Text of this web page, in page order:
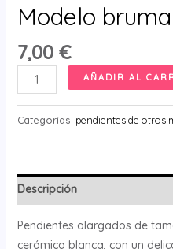
Modelo
7,00 €
Modelo
bruma
dorada
AÑADIR AL
Categorías: pendientes de otros
Descripción
Pendientes alargados de
cerámica blanca, con un